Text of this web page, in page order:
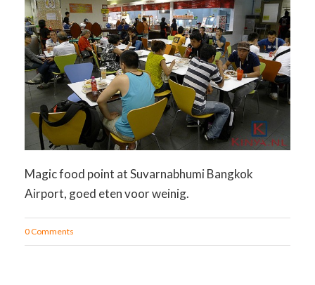
Magic food point at Suvarnabhumi Bangkok
Airport, goed eten voor weinig.
0 Comments